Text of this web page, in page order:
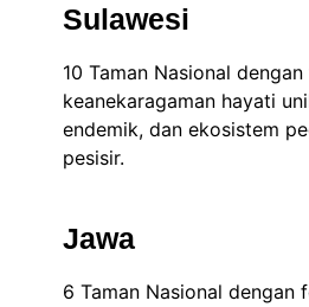
Sulawesi
10 Taman Nasional
keanekaragaman hayati
endemik, dan ekosistem
pesisir.
Jawa
6 Taman Nasional dengan